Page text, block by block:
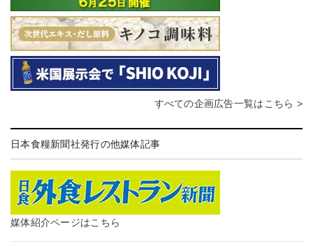
すべての企画広告一覧はこちら >
日本食糧新聞社発行の他媒体記事
媒体紹介ページはこちら